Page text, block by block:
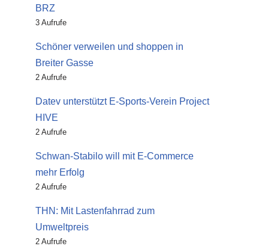
BRZ
3 Aufrufe
Schöner verweilen und shoppen in
Breiter Gasse
2 Aufrufe
Datev unterstützt E-Sports-Verein Project
HIVE
2 Aufrufe
Schwan-Stabilo will mit E-Commerce
mehr Erfolg
2 Aufrufe
THN: Mit Lastenfahrrad zum
Umweltpreis
2 Aufrufe